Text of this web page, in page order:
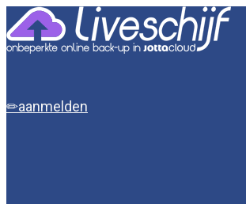
aanmelden